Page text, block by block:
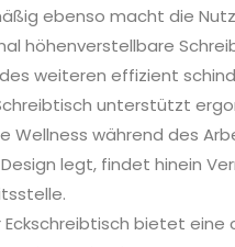
ebenso macht die
höhenverstellbare
weiteren effizient
unterstützt
Wellness während des
legt, findet hinein
Eckschreibtisch bietet